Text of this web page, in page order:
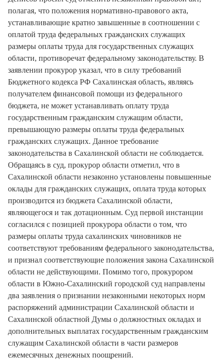
полагая, что положения нормативно-правового акта,
устанавливающие кратно завышенные в соотношении с
оплатой труда федеральных гражданских служащих
размеры оплаты труда для государственных служащих
области, противоречат федеральному законодательству. В
заявлении прокурор указал, что в силу требований
Бюджетного кодекса РФ Сахалинская область, являясь
получателем финансовой помощи из федерального
бюджета, не может устанавливать оплату труда
государственным гражданским служащим области,
превышающую размеры оплаты труда федеральных
гражданских служащих. Данное требование
законодательства в Сахалинской области не соблюдается.
Обращаясь в суд, прокурор области отметил, что в
Сахалинской области незаконно установлены повышенные
оклады для гражданских служащих, оплата труда которых
производится из бюджета Сахалинской области,
являющегося и так дотационным. Суд первой инстанции
согласился с позицией прокурора области о том, что
размеры оплаты труда сахалинских чиновников не
соответствуют требованиям федерального законодательства,
и признал соответствующие положения закона Сахалинской
области не действующими. Помимо того, прокурором
области в Южно-Сахалинский городской суд направлены
два заявления о признании незаконными некоторых норм
распоряжений администрации Сахалинской области и
Сахалинской областной Думы о должностных окладах и
дополнительных выплатах государственным гражданским
служащим Сахалинской области в части размеров
ежемесячных денежных поощрений.